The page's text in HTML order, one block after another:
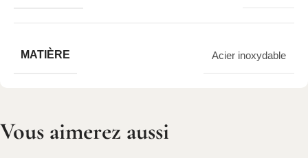
MATIÈRE Acier inoxydable
Vous aimerez aussi